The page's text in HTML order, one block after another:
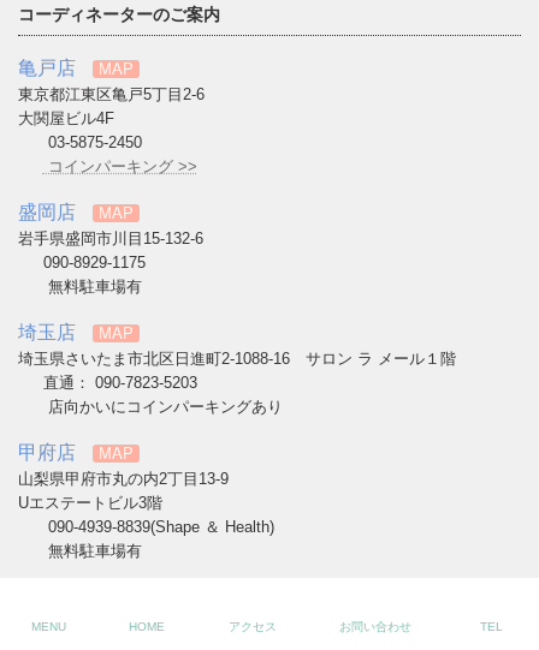
コーディネーターのご案内
亀戸店
MAP
東京都江東区亀戸5丁目2-6
大関屋ビル4F
03-5875-2450
コインパーキング >>
盛岡店
MAP
岩手県盛岡市川目15-132-6
090-8929-1175
無料駐車場有
埼玉店
MAP
埼玉県さいたま市北区日進町2-1088-16 サロン ラ メール１階
直通： 090-7823-5203
店向かいにコインパーキングあり
甲府店
MAP
山梨県甲府市丸の内2丁目13-9
Uエステートビル3階
090-4939-8839(Shape ＆ Health)
無料駐車場有
MENU HOME アクセス お問い合わせ TEL